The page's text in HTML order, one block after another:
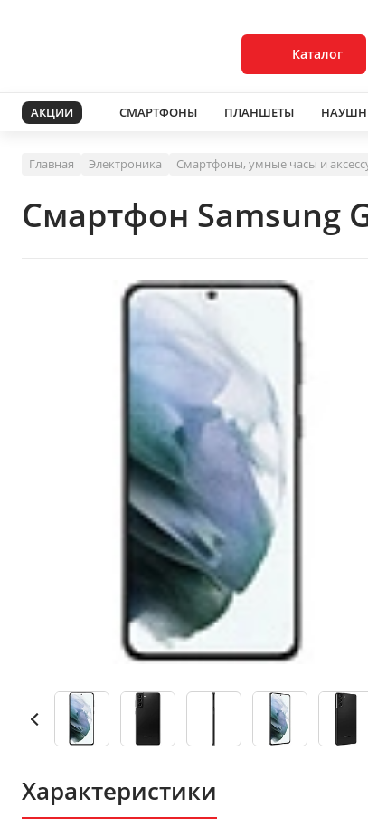
Каталог
АКЦИИ СМАРТФОНЫ ПЛАНШЕТЫ
Главная Электроника Смартфоны, умные часы и
Смартфон Samsung
Характеристики